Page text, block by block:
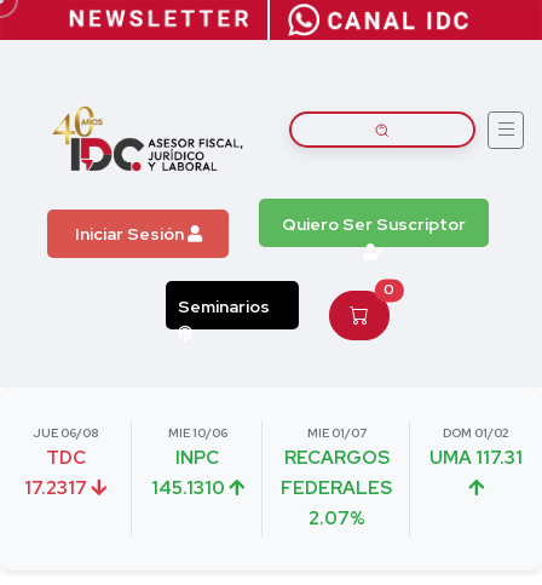
Iniciar Sesión Quiero Ser Suscriptor
Seminarios
0
JUE 06/08
TDC
17.2317
MIE 10/06
INPC
145.1310
MIE 01/07
RECARGOS
FEDERALES
2.07%
DOM 01/02
UMA 117.31